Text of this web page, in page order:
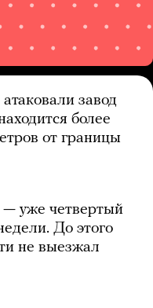
завод
более
от границы
— уже четвертый
До этого
не выезжал